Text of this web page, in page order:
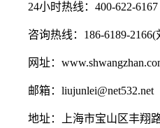
24小时热线：400-622-6167
咨询热线：186-6189-2166(
网址：
邮箱：liujunlei@net532.net
地址：上海市宝山区丰翔路